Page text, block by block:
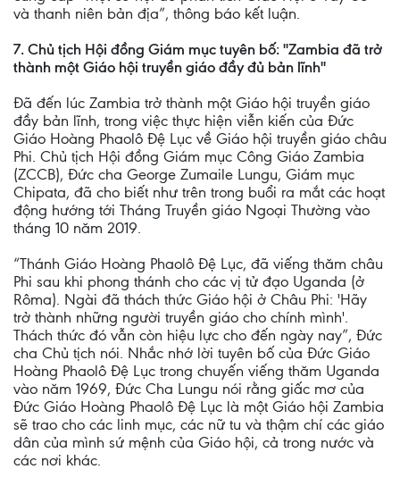
và thanh niên bản địa”, thông báo kết luận.
7. Chủ tịch Hội đồng Giám mục tuyên bố: ''Zambia đã trở
thành một Giáo hội truyền giáo đầy đủ bản lĩnh''
Đã đến lúc Zambia trở thành một Giáo hội truyền giáo
đầy bản lĩnh, trong việc thực hiện viễn kiến của Đức
Giáo Hoàng Phaolô Đệ Lục về Giáo hội truyền giáo châu
Phi. Chủ tịch Hội đồng Giám mục Công Giáo Zambia
(ZCCB), Đức cha George Zumaile Lungu, Giám mục
Chipata, đã cho biết như trên trong buổi ra mắt các hoạt
động hướng tới Tháng Truyền giáo Ngoại Thường vào
tháng 10 năm 2019.
“Thánh Giáo Hoàng Phaolô Đệ Lục, đã viếng thăm châu
Phi sau khi phong thánh cho các vị tử đạo Uganda (ở
Rôma). Ngài đã thách thức Giáo hội ở Châu Phi: 'Hãy
trở thành những người truyền giáo cho chính mình'.
Thách thức đó vẫn còn hiệu lực cho đến ngày nay”, Đức
cha Chủ tịch nói. Nhắc nhớ lời tuyên bố của Đức Giáo
Hoàng Phaolô Đệ Lục trong chuyến viếng thăm Uganda
vào năm 1969, Đức Cha Lungu nói rằng giấc mơ của
Đức Giáo Hoàng Phaolô Đệ Lục là một Giáo hội Zambia
sẽ trao cho các linh mục, các nữ tu và thậm chí các giáo
dân của mình sứ mệnh của Giáo hội, cả trong nước và
các nơi khác.